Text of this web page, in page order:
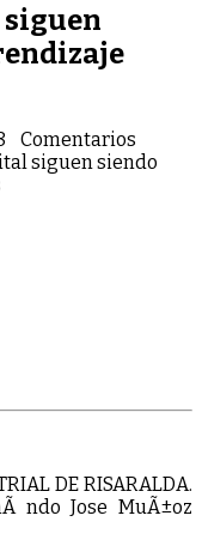
siguen
Comentarios
siguen siendo
DE RISARALDA.